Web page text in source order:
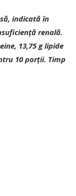
indicată în
renală.
13,75 g lipide
10 porții. Timp